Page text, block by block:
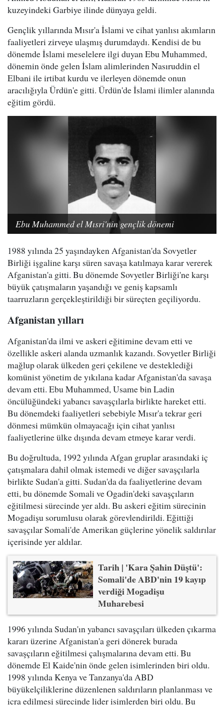
kuzeyindeki Garbiye ilinde dünyaya geldi.
Gençlik yıllarında Mısır'a İslami ve cihat yanlısı akımların
faaliyetleri zirveye ulaşmış durumdaydı. Kendisi de bu
dönemde İslami meselelere ilgi duyan Ebu Muhammed,
dönemin önde gelen İslam alimlerinden Nasıruddin el
Elbani ile irtibat kurdu ve ilerleyen dönemde onun
aracılığıyla Ürdün'e gitti. Ürdün'de İslami ilimler alanında
eğitim gördü.
Ebu Muhammed el Mısri'nin gençlik dönemi
1988 yılında 25 yaşındayken Afganistan'da Sovyetler
Birliği işgaline karşı süren savaşa katılmaya karar vererek
Afganistan'a gitti. Bu dönemde Sovyetler Birliği'ne karşı
büyük çatışmaların yaşandığı ve geniş kapsamlı
taarruzların gerçekleştirildiği bir süreçten geçiliyordu.
Afganistan yılları
Afganistan'da ilmi ve askeri eğitimine devam etti ve
özellikle askeri alanda uzmanlık kazandı. Sovyetler Birliği
mağlup olarak ülkeden geri çekilene ve desteklediği
komünist yönetim de yıkılana kadar Afganistan'da savaşa
devam etti. Ebu Muhammed, Usame bin Ladin
öncülüğündeki yabancı savaşçılarla birlikte hareket etti.
Bu dönemdeki faaliyetleri sebebiyle Mısır'a tekrar geri
dönmesi mümkün olmayacağı için cihat yanlısı
faaliyetlerine ülke dışında devam etmeye karar verdi.
Bu doğrultuda, 1992 yılında Afgan gruplar arasındaki iç
çatışmalara dahil olmak istemedi ve diğer savaşçılarla
birlikte Sudan'a gitti. Sudan'da da faaliyetlerine devam
etti, bu dönemde Somali ve Ogadin'deki savaşçıların
eğitilmesi sürecinde yer aldı. Bu askeri eğitim sürecinin
Mogadişu sorumlusu olarak görevlendirildi. Eğittiği
savaşçılar Somali'de Amerikan güçlerine yönelik saldırılar
içerisinde yer aldılar.
Tarih | 'Kara Şahin Düştü':
Somali'de ABD'nin 19 kayıp
verdiği Mogadişu
Muharebesi
1996 yılında Sudan'ın yabancı savaşçıları ülkeden çıkarma
kararı üzerine Afganistan'a geri dönerek burada
savaşçıların eğitilmesi çalışmalarına devam etti. Bu
dönemde El Kaide'nin önde gelen isimlerinden biri oldu.
1998 yılında Kenya ve Tanzanya'da ABD
büyükelçiliklerine düzenlenen saldırıların planlanması ve
icra edilmesi sürecinde lider isimlerden biri oldu. Bu